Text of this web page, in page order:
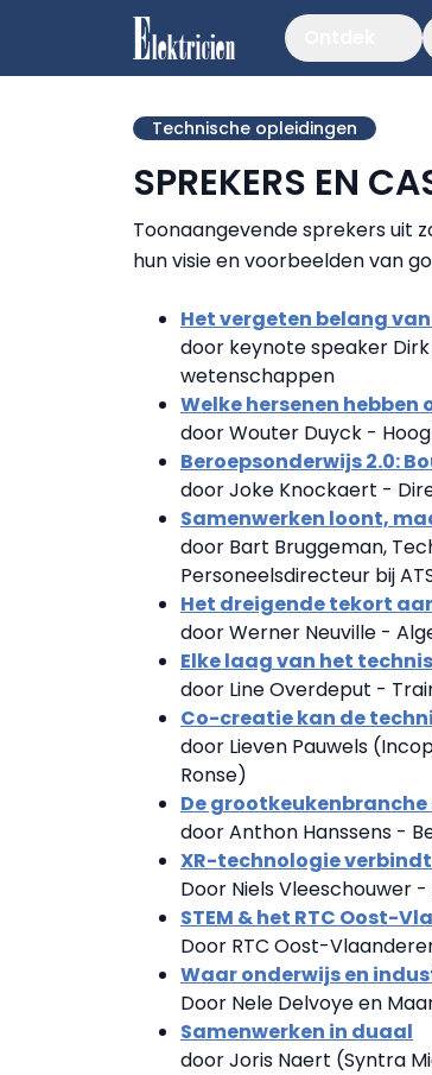
Technische opleidingen
SPREKERS EN
Toonaangevende sprekers uit
hun visie en voorbeelden van
Het vergeten belang
door keynote speaker
wetenschappen
Welke hersenen
door Wouter Duyck -
Beroepsonderwijs 2.0:
door Joke Knockaert -
Samenwerken loont,
door Bart Bruggeman,
Personeelsdirecteur bij
Het dreigende tekort
door Werner Neuville -
Elke laag van het
door Line Overdeput -
Co-creatie kan de
door Lieven Pauwels
Ronse)
De
door Anthon Hanssens -
XR-technologie
Door Niels Vleeschouwer
STEM & het RTC Oost-
Door RTC Oost-
Waar onderwijs en
Door Nele Delvoye en
Samenwerken in duaal
door Joris Naert (Syntra